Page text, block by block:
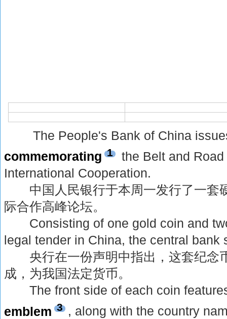
The People's Bank of China
commemorating 1
the Belt and
International Cooperation.
中国人民银行于本周一发行了一套
际合作高峰论坛。
Consisting of one gold coin and
legal tender in China, the central bank
央行在一份声明中指出，这套纪念
成，为我国法定货币。
The front side of each coin
emblem 3 , along with the country